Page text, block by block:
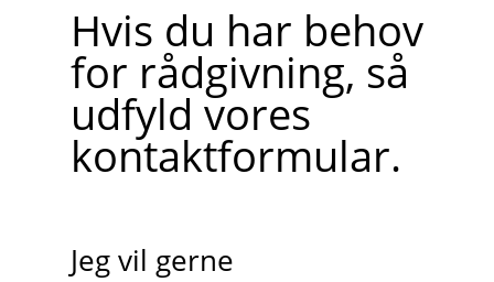
Hvis du har behov
for rådgivning, så
udfyld vores
kontaktformular.
Jeg vil gerne